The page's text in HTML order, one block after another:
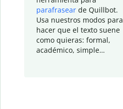
parafrasear de Quillbot.
Usa nuestros modos para
hacer que el texto suene
como quieras: formal,
académico, simple…